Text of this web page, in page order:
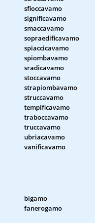
sfioccavamo
significavamo
smaccavamo
sopraedificavamo
spiaccicavamo
spiombavamo
sradicavamo
stoccavamo
strapiombavamo
struccavamo
tempificavamo
traboccavamo
truccavamo
ubriacavamo
vanificavamo
bigamo
fanerogamo